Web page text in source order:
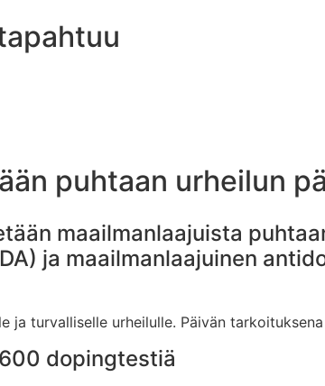
puhtaan urheilun
maailmanlaajuista
ja maailmanlaajuinen
ja turvalliselle urheilulle. Päivän
dopingtestiä